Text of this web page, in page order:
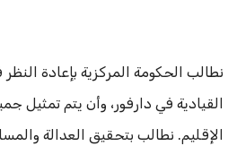
نطالب الحكومة المركزية بإعادة
القيادية في دارفور، وأن يتم تمثيل
الإقليم. نطالب بتحقيق العدالة